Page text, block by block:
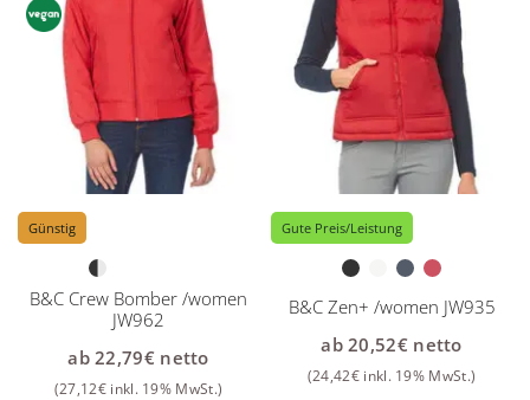
Günstig
B&C Crew Bomber /women
JW962
ab22,79€netto
(27,12€ inkl. 19% MwSt.)
Gute Preis/Leistung
B&C Zen+ /women JW935
ab20,52€netto
(24,42€ inkl. 19% MwSt.)